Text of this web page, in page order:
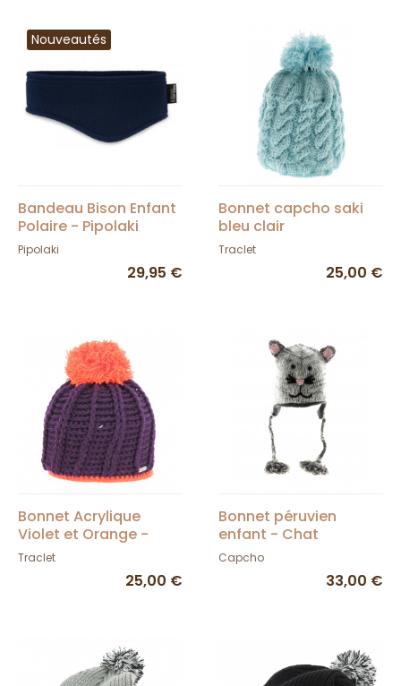
Nouveautés
Bandeau Bison Enfant
Polaire - Pipolaki
Pipolaki
29,95 €
Bonnet capcho saki
bleu clair
Traclet
25,00 €
Bonnet Acrylique
Violet et Orange -
Capcho
Traclet
25,00 €
Bonnet péruvien
enfant - Chat
Capcho
33,00 €